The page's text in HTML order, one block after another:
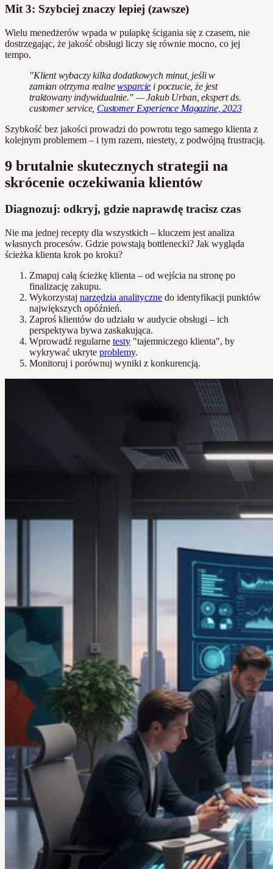
Mit 3: Szybciej znaczy lepiej (zawsze)
Wielu menedżerów wpada w pułapkę ścigania się z czasem, nie
dostrzegając, że jakość obsługi liczy się równie mocno, co jej
tempo.
"Klient wybaczy kilka dodatkowych minut, jeśli w
zamian otrzyma realnewsparcie i poczucie, że jest
traktowany indywidualnie." — Jakub Urban, ekspert ds.
customer service, Customer Experience Magazine, 2023
Szybkość bez jakości prowadzi do powrotu tego samego klienta z
kolejnym problemem – i tym razem, niestety, z podwójną frustracją.
9 brutalnie skutecznych strategii na
skrócenie oczekiwania klientów
Diagnozuj: odkryj, gdzie naprawdę tracisz czas
Nie ma jednej recepty dla wszystkich – kluczem jest analiza
własnych procesów. Gdzie powstają bottlenecki? Jak wygląda
ścieżka klienta krok po kroku?
Zmapuj całą ścieżkę klienta – od wejścia na stronę po
finalizację zakupu.
Wykorzystaj narzędzia analityczne do identyfikacji punktów
największych opóźnień.
Zaproś klientów do udziału w audycie obsługi – ich
perspektywa bywa zaskakująca.
Wprowadź regularne testy "tajemniczego klienta", by
wykrywać ukryte problemy.
Monitoruj i porównuj wyniki z konkurencją.